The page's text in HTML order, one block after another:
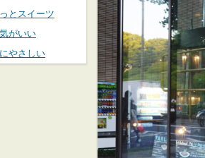
とスイーツ
がいい
やさしい